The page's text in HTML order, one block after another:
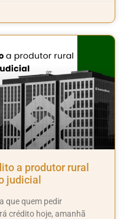
a produtor rural
judicial
que quem pedir
crédito hoje, amanhã